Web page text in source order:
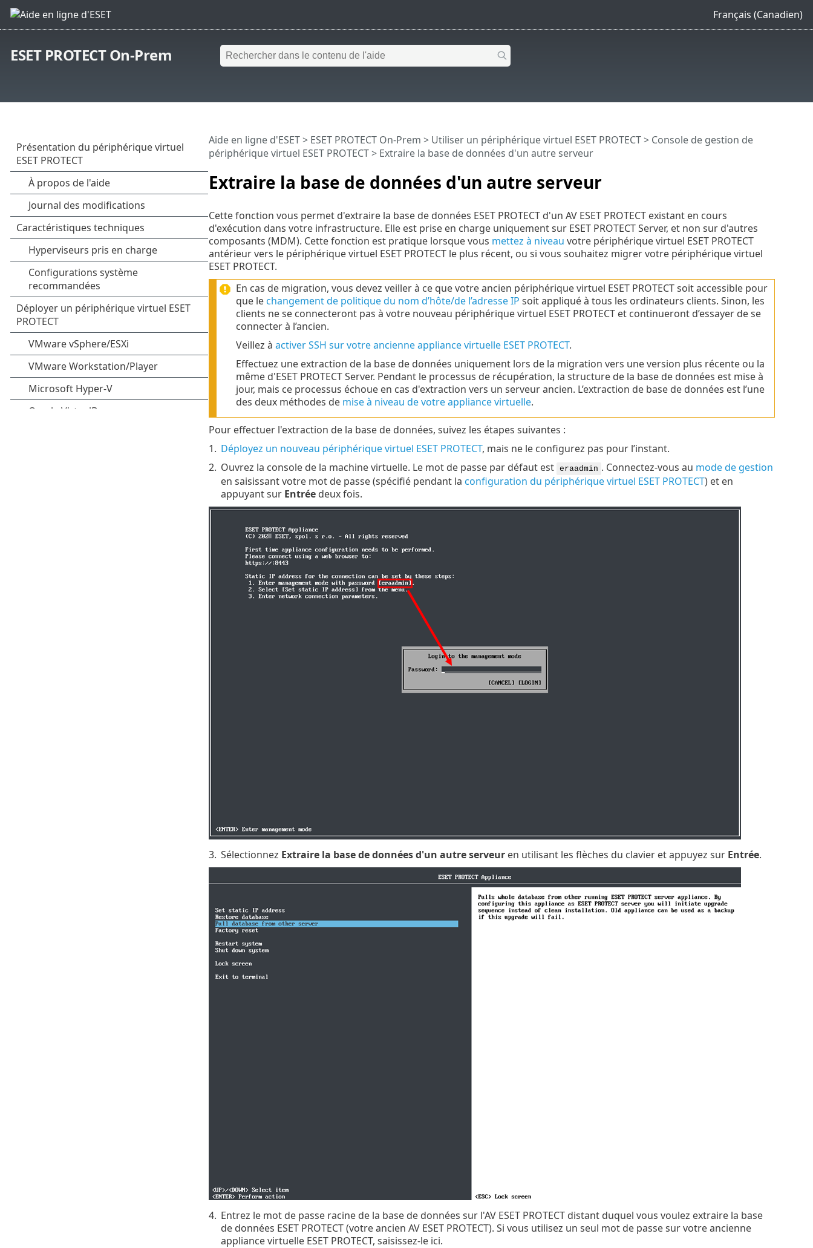
Français (Canadien)
ESET PROTECT On-Prem
Extraire la base de données d'un autre serveur
Aide en ligne d'ESET> ESET PROTECT On-Prem > Utiliser un périphérique virtuel ESET PROTECT> Console de gestion de
périphérique virtuel ESET PROTECT> Extraire la base de données d'un autre serveur
Cette fonction vous permet d'extraire la base de données ESET PROTECT d'un AV ESET PROTECT existant en cours
d'exécution dans votre infrastructure. Elle est prise en charge uniquement sur ESET PROTECT Server, et non sur d'autres
composants (MDM). Cette fonction est pratique lorsque vous mettez à niveau votre périphérique virtuel ESET PROTECT
antérieur vers le périphérique virtuel ESET PROTECT le plus récent, ou si vous souhaitez migrer votre périphérique virtuel
ESET PROTECT.
En cas de migration, vous devez veiller à ce que votre ancien périphérique virtuel ESET PROTECT soit accessible pour
que lechangement de politique du nom d’hôte/de l’adresse IP soit appliqué à tous les ordinateurs clients. Sinon, les
clients ne se connecteront pas à votre nouveau périphérique virtuel ESET PROTECT et continueront d’essayer de se
connecter à l’ancien.
Veillez à activer SSH sur votre ancienne appliance virtuelle ESET PROTECT.
Effectuez une extraction de la base de données uniquement lors de la migration vers une version plus récente ou la
même d'ESET PROTECT Server. Pendant le processus de récupération, la structure de la base de données est mise à
jour, mais ce processus échoue en cas d'extraction vers un serveur ancien. L’extraction de base de données est l’une
des deux méthodes de mise à niveau de votre appliance virtuelle.
Pour effectuer l'extraction de la base de données, suivez les étapes suivantes :
1. Déployez un nouveau périphérique virtuel ESET PROTECT, mais ne le configurez pas pour l’instant.
2. Ouvrez la console de la machine virtuelle. Le mot de passe par défaut est eraadmin . Connectez-vous au mode de gestion
en saisissant votre mot de passe (spécifié pendant la configuration du périphérique virtuel ESET PROTECT) et en
appuyant sur Entréedeux fois.
3. Sélectionnez Extraire la base de données d'un autre serveuren utilisant les flèches du clavier et appuyez sur Entrée.
4. Entrez le mot de passe racine de la base de données sur l'AV ESET PROTECT distant duquel vous voulez extraire la base
de données ESET PROTECT (votre ancien AV ESET PROTECT). Si vous utilisez un seul mot de passe sur votre ancienne
appliance virtuelle ESET PROTECT, saisissez-le ici.